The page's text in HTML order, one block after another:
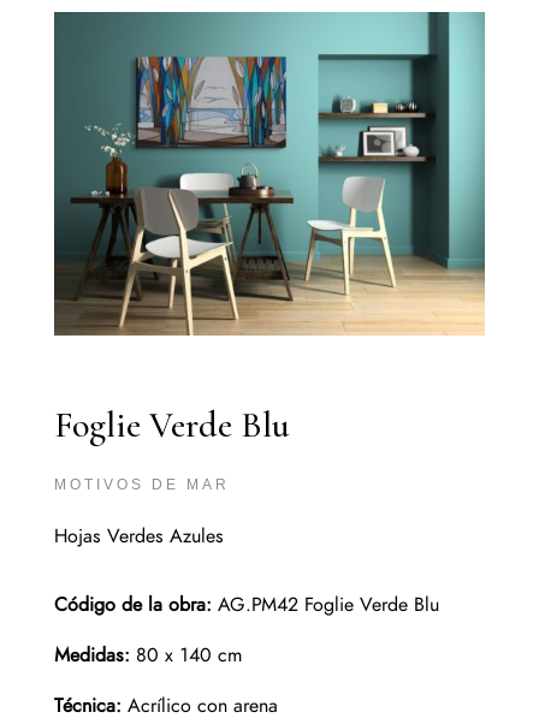
Foglie Verde Blu
MOTIVOS DE MAR
Hojas Verdes Azules
Código de la obra: AG.PM42 Foglie Verde Blu
Medidas: 80 x 140 cm
Técnica: Acrílico con arena